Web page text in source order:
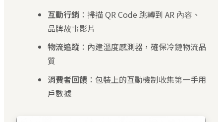
互動行銷 ：掃描 QR Code 跳轉到 AR 內容、
品牌故事影片
物流追蹤 ：內建溫度感測器，確保冷鏈物流品
質
消費者回饋 ：包裝上的互動機制收集第一手用
戶數據